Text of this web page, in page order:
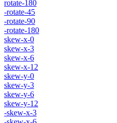
rotate-180
-rotate-45
-rotate-90
-rotate-180
skew-x-0
skew-x-3
skew-x-6
skew-x-12
skew-y-0
skew-y-3
skew-y-6
skew-y-12
-skew-x-3